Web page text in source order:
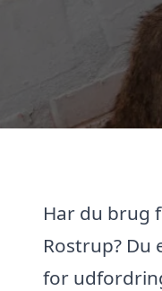
Har du brug
Rostrup? Du
for